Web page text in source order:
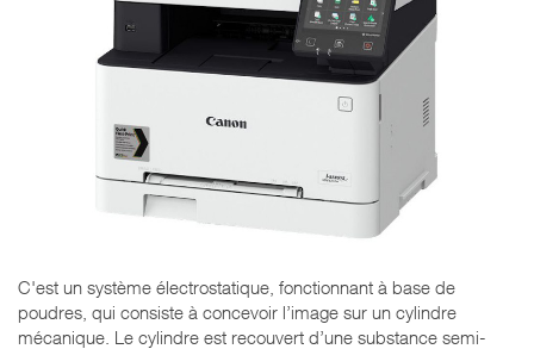
C'est un système électrostatique, fonctionnant à base de
poudres, qui consiste à concevoir l’image sur un cylindre
mécanique. Le cylindre est recouvert d’une substance semi-